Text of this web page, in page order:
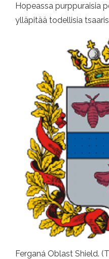
Hopeassa purppuraisia
ylläpitää todellisia
Ferganá Oblast Shield.